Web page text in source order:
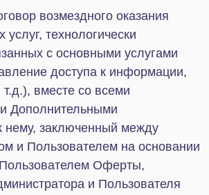
соглашение (далее –
условия
Сайта (в том
Сайта, а также в прямо
соответствующего